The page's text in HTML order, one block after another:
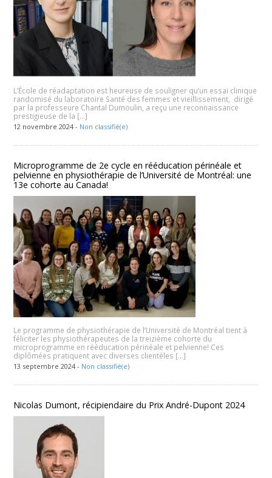
L’École de réadaptation est heureuse de souligner qu’un essai clinique
randomisé du laboratoire Santé des femmes et vieillissement, dirigé
par la professeure Chantal Dumoulin, a reçu une reconnaissance
prestigieuse de la […]
12 novembre 2024 - Non classifié(e)
Microprogramme de 2e cycle en rééducation périnéale et
pelvienne en physiothérapie de l’Université de Montréal: une
13e cohorte au Canada!
Le programme de physiothérapie de l’Université de Montréal tient à
féliciter les physiothérapeutes de la treizième cohorte du
microprogramme en rééducation périnéale et pelvienne! Ces
diplômées pratiquent avec diverses clientèles […]
13 septembre 2024 - Non classifié(e)
Nicolas Dumont, récipiendaire du Prix André-Dupont 2024